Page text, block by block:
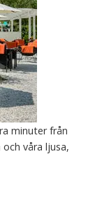
minuter från
våra ljusa,